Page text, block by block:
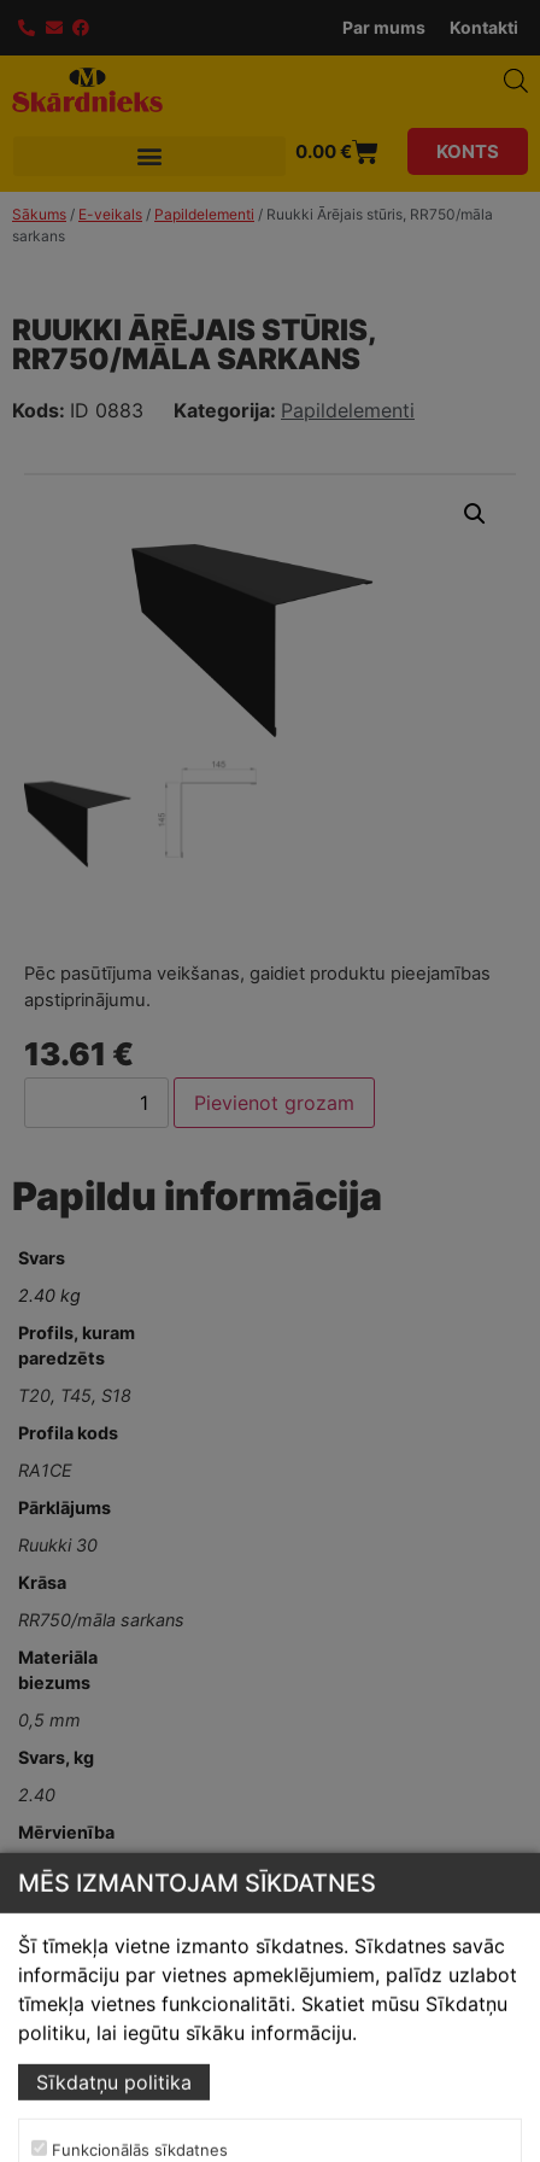
Par mums Kontakti
0.00€ KONTS
Sākums / E-veikals / Papildelementi / Ruukki Ārējais stūris, RR750/māla
sarkans
RUUKKI ĀRĒJAIS STŪRIS,
RR750/MĀLA SARKANS
Kods: ID 0883 Kategorija: Papildelementi
Pēc pasūtījuma veikšanas, gaidiet produktu pieejamības
apstiprinājumu.
13.61 €
Pievienot grozam
Papildu informācija
Svars
2.40 kg
Profils, kuram
paredzēts
T20, T45, S18
Profila kods
RA1CE
Pārklājums
Ruukki 30
Krāsa
RR750/māla sarkans
Materiāla
biezums
0,5 mm
Svars, kg
2.40
Mērvienība
gab
mm
L-2000
MĒS IZMANTOJAM SĪKDATNES
Šī tīmekļa vietne izmanto sīkdatnes. Sīkdatnes savāc
informāciju par vietnes apmeklējumiem, palīdz uzlabot
tīmekļa vietnes funkcionalitāti. Skatiet mūsu Sīkdatņu
politiku, lai iegūtu sīkāku informāciju.
Sīkdatņu politika
Funkcionālās sīkdatnes